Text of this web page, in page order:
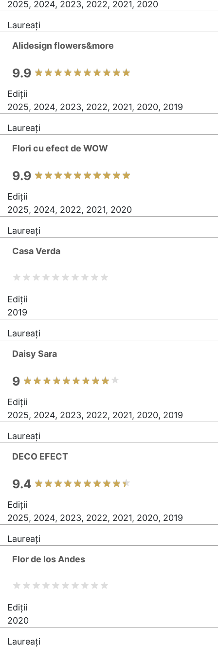
2025, 2024, 2023, 2022, 2021, 2020
Laureați
Alidesign flowers&more
9.9
Ediții
2025, 2024, 2023, 2022, 2021, 2020, 2019
Laureați
Flori cu efect de WOW
9.9
Ediții
2025, 2024, 2022, 2021, 2020
Laureați
Casa Verda
Ediții
2019
Laureați
Daisy Sara
9
Ediții
2025, 2024, 2023, 2022, 2021, 2020, 2019
Laureați
DECO EFECT
9.4
Ediții
2025, 2024, 2023, 2022, 2021, 2020, 2019
Laureați
Flor de los Andes
Ediții
2020
Laureați